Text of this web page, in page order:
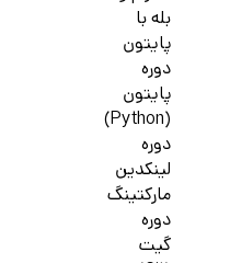
بله با
پایتون
دوره
پایتون
(Python)
دوره
لینکدین
مارکتینگ
دوره
گیت